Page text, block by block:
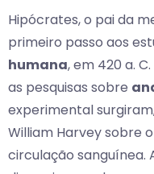
Hipócrates, o pai da
primeiro passo aos
humana, em 420 a.
as pesquisas sobre
experimental
William Harvey sobre
circulação sanguínea.